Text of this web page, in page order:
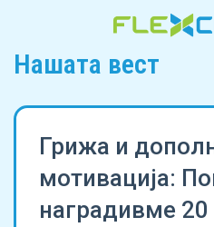
Нашата вест
Грижа и
мотивација:
наградивме 20